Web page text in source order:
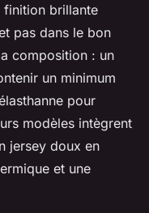
finition brillante
pas dans le bon
composition : un
un minimum
pour
modèles intègrent
jersey doux en
et une